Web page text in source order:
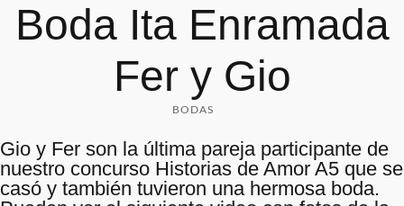
Boda Ita Enramada
Fer y Gio
BODAS
Gio y Fer son la última pareja participante de
nuestro concurso Historias de Amor A5 que se
casó y también tuvieron una hermosa boda.